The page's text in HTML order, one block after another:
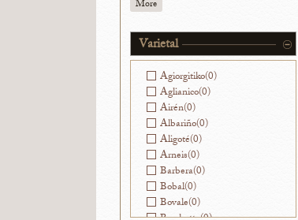
Bodegas Nekeas
Piscina(0)
Bouchon(0)
Ca' Viola(0)
Cantinae Clara C.
Cantine di Ora
Capranera(0)
Caroline Parent
Castello di Ama
Cesarini Sforza
Champagne Franck
Pascal(0)
Champagne Goutorbe-
More
Varietal
Agiorgitiko(0)
Aglianico(0)
Airén(0)
Albariño(0)
Aligoté(0)
Arneis(0)
Barbera(0)
Bobal(0)
Bovale(0)